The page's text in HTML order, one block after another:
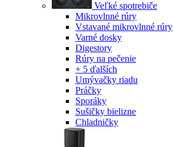
Veľké spotrebiče
Mikrovlnné rúry
Vstavané mikrovlnné rúry
Varné dosky
Digestory
Rúry na pečenie
+ 5 ďalších
Umývačky riadu
Práčky
Sporáky
Sušičky bielizne
Chladničky